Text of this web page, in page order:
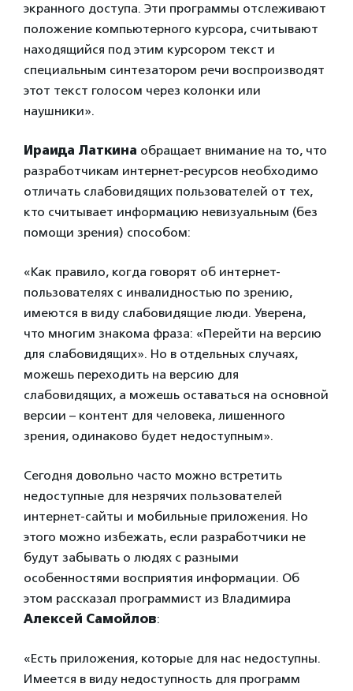
экранного доступа. Эти программы отслеживают
положение компьютерного курсора, считывают
находящийся под этим курсором текст и
специальным синтезатором речи воспроизводят
этот текст голосом через колонки или
наушники».
Ираида Латкина обращает внимание на то, что
разработчикам интернет-ресурсов необходимо
отличать слабовидящих пользователей от тех,
кто считывает информацию невизуальным (без
помощи зрения) способом:
«Как правило, когда говорят об интернет-
пользователях с инвалидностью по зрению,
имеются в виду слабовидящие люди. Уверена,
что многим знакома фраза: «Перейти на версию
для слабовидящих». Но в отдельных случаях,
можешь переходить на версию для
слабовидящих, а можешь оставаться на основной
версии – контент для человека, лишенного
зрения, одинаково будет недоступным».
Сегодня довольно часто можно встретить
недоступные для незрячих пользователей
интернет-сайты и мобильные приложения. Но
этого можно избежать, если разработчики не
будут забывать о людях с разными
особенностями восприятия информации. Об
этом рассказал программист из Владимира
Алексей Самойлов:
«Есть приложения, которые для нас недоступны.
Имеется в виду недоступность для программ